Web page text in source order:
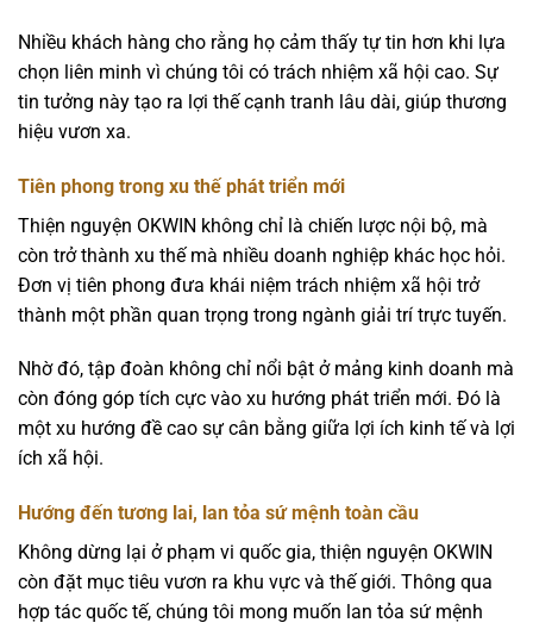
Nhiều khách hàng cho rằng họ cảm thấy tự tin hơn khi lựa
chọn liên minh vì chúng tôi có trách nhiệm xã hội cao. Sự
tin tưởng này tạo ra lợi thế cạnh tranh lâu dài, giúp thương
hiệu vươn xa.
Tiên phong trong xu thế phát triển mới
Thiện nguyện OKWIN không chỉ là chiến lược nội bộ, mà
còn trở thành xu thế mà nhiều doanh nghiệp khác học hỏi.
Đơn vị tiên phong đưa khái niệm trách nhiệm xã hội trở
thành một phần quan trọng trong ngành giải trí trực tuyến.
Nhờ đó, tập đoàn không chỉ nổi bật ở mảng kinh doanh mà
còn đóng góp tích cực vào xu hướng phát triển mới. Đó là
một xu hướng đề cao sự cân bằng giữa lợi ích kinh tế và lợi
ích xã hội.
Hướng đến tương lai, lan tỏa sứ mệnh toàn cầu
Không dừng lại ở phạm vi quốc gia, thiện nguyện OKWIN
còn đặt mục tiêu vươn ra khu vực và thế giới. Thông qua
hợp tác quốc tế, chúng tôi mong muốn lan tỏa sứ mệnh